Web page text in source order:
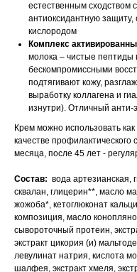
естественным сходством
антиоксидантную
кислородом
Комплекс
молока – чистые
бескомпромиссными
подтягивают кожу,
выработку коллагена и
изнутри). Отличный анти-
Крем можно использовать
качестве профилактического
месяца, после 45 лет -
Состав: вода артезианская,
сквалан, глицерин**, масло
жожоба*, кетоглюконат
композиция, масло
сывороточный протеин,
экстракт цикория (и)
левулинат натрия, кислота
шалфея, экстракт хмеля,